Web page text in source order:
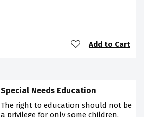
Add to Cart
Special Needs Education
The right to education should not be
a privilege for only some children.